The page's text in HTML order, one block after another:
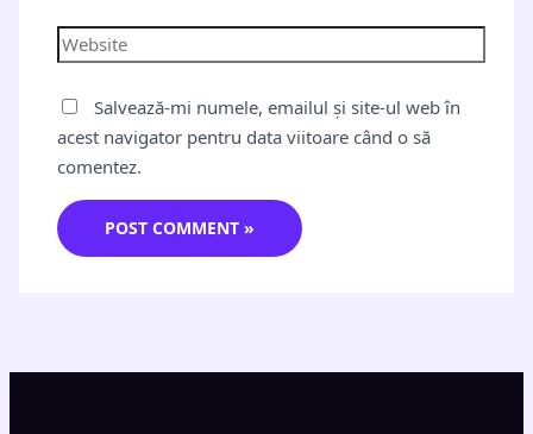
Salvează-mi numele, emailul și site-ul web în
acest navigator pentru data viitoare când o să
comentez.